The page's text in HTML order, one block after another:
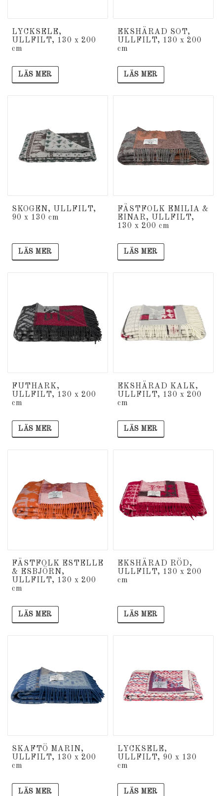
LYCKSELE,
ULLFILT, 130 x 200
cm
LÄS MER
EKSHÄRAD SOT,
ULLFILT, 130 x 200
cm
LÄS MER
SKOGEN, ULLFILT,
90 x 130 cm
LÄS MER
FÄSTFOLK EMILIA &
EINAR, ULLFILT,
130 x 200 cm
LÄS MER
FUTHARK,
ULLFILT, 130 x 200
cm
LÄS MER
EKSHÄRAD KALK,
ULLFILT, 130 x 200
cm
LÄS MER
FÄSTFOLK ESTELLE
& ESBJÖRN,
ULLFILT, 130 x 200
cm
LÄS MER
EKSHÄRAD RÖD,
ULLFILT, 130 x 200
cm
LÄS MER
SKAFTÖ MARIN,
ULLFILT, 130 x 200
cm
LÄS MER
LYCKSELE,
ULLFILT, 90 x 130
cm
LÄS MER